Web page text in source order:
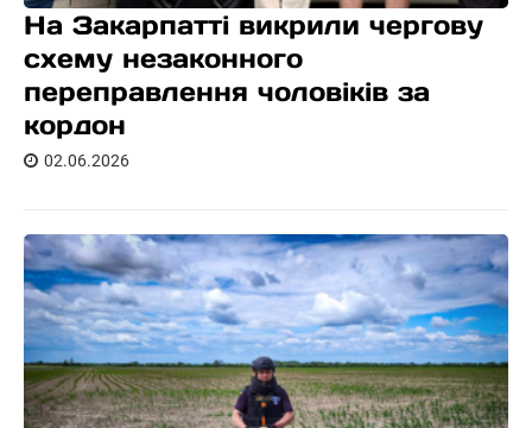
На Закарпатті викрили чергову
схему незаконного
переправлення чоловіків за
кордон
02.06.2026